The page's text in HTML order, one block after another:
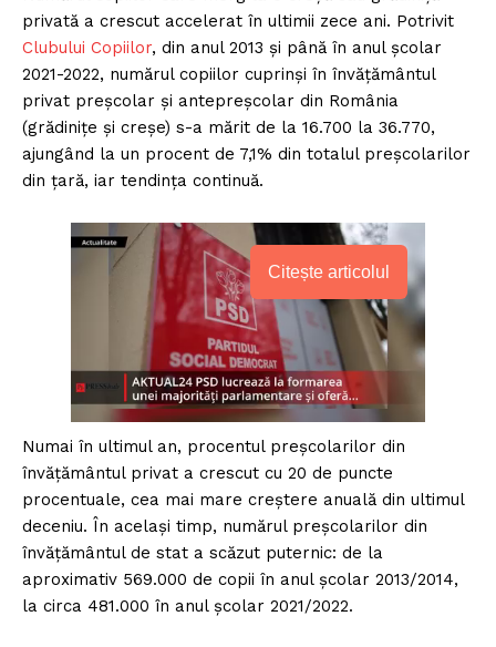
privată a crescut accelerat în ultimii zece ani. Potrivit
Clubului Copiilor, din anul 2013 și până în anul școlar
2021-2022, numărul copiilor cuprinși în învățământul
privat preșcolar și antepreșcolar din România
(grădinițe și creșe) s-a mărit de la 16.700 la 36.770,
ajungând la un procent de 7,1% din totalul preșcolarilor
din țară, iar tendința continuă.
Citește articolul
Numai în ultimul an, procentul preșcolarilor din
învățământul privat a crescut cu 20 de puncte
procentuale, cea mai mare creștere anuală din ultimul
deceniu. În același timp, numărul preșcolarilor din
învățământul de stat a scăzut puternic: de la
aproximativ 569.000 de copii în anul școlar 2013/2014,
la circa 481.000 în anul școlar 2021/2022.